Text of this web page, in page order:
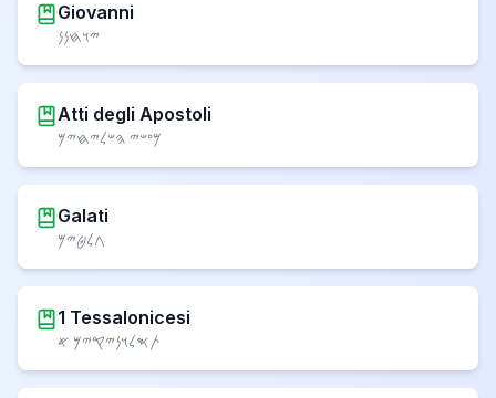
Giovanni
𐤉𐤅𐤇𐤍𐤍
Atti degli Apostoli
𐤌𐤏𐤔𐤉 𐤄𐤔𐤋𐤉𐤇𐤉𐤌
Galati
𐤂𐤋𐤈𐤉𐤌
1 Tessalonicesi
𐤕𐤎𐤋𐤅𐤍𐤉𐤒𐤉𐤌 𐤀